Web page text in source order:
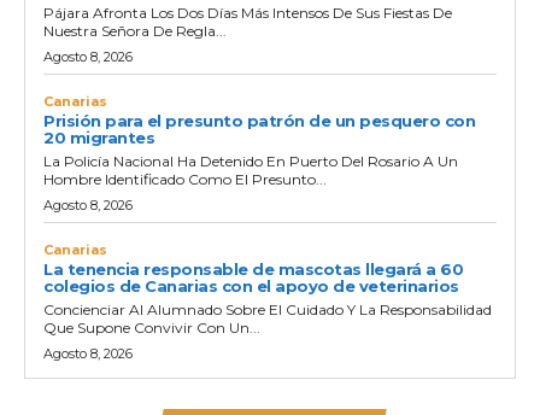
Pájara Afronta Los Dos Días Más Intensos De Sus Fiestas De
Nuestra Señora De Regla...
Agosto 8, 2026
Canarias
Prisión para el presunto patrón de un pesquero con
20 migrantes
La Policía Nacional Ha Detenido En Puerto Del Rosario A Un
Hombre Identificado Como El Presunto...
Agosto 8, 2026
Canarias
La tenencia responsable de mascotas llegará a 60
colegios de Canarias con el apoyo de veterinarios
Concienciar Al Alumnado Sobre El Cuidado Y La Responsabilidad
Que Supone Convivir Con Un...
Agosto 8, 2026